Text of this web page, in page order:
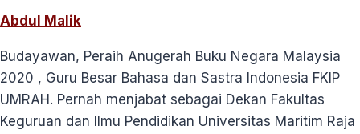
Abdul Malik
Budayawan, Peraih Anugerah Buku Negara Malaysia
2020 , Guru Besar Bahasa dan Sastra Indonesia FKIP
UMRAH. Pernah menjabat sebagai Dekan Fakultas
Keguruan dan Ilmu Pendidikan Universitas Maritim Raja